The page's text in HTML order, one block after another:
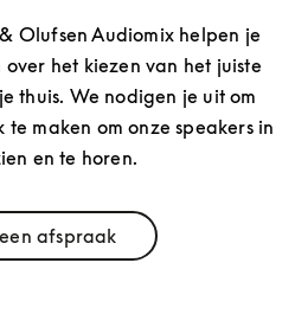
Olufsen Audiomix helpen je
het kiezen van het juiste
thuis. We nodigen je uit om
maken om onze speakers in
en te horen.
afspraak
Link Opens in New Tab